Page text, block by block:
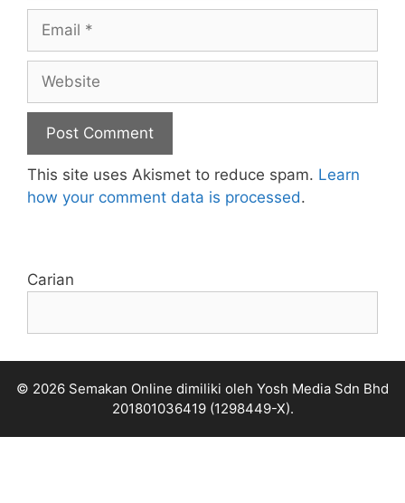
Email
Website
This site uses Akismet to reduce spam. Learn
how your comment data is processed.
Carian
© 2026 Semakan Online dimiliki oleh Yosh Media Sdn Bhd
201801036419 (1298449-X).